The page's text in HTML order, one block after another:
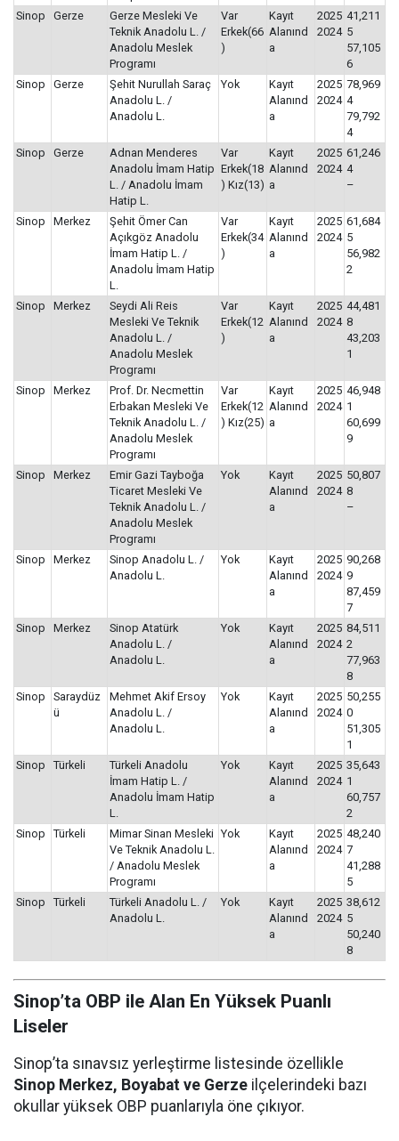
Sinop
Gerze
Gerze Mesleki Ve
Teknik Anadolu L. /
Anadolu Meslek
Programı
Var
Erkek(66
)
Kayıt
Alanınd
a
2025
2024
41,211
5
57,105
6
Sinop
Gerze
Şehit Nurullah Saraç
Anadolu L. /
Anadolu L.
Yok
Kayıt
Alanınd
a
2025
2024
78,969
4
79,792
4
Sinop
Gerze
Adnan Menderes
Anadolu İmam Hatip
L. / Anadolu İmam
Hatip L.
Var
Erkek(18
) Kız(13)
Kayıt
Alanınd
a
2025
2024
61,246
4
–
Sinop Merkez
Şehit Ömer Can
Açıkgöz Anadolu
İmam Hatip L. /
Anadolu İmam Hatip
L.
Var
Erkek(34
)
Kayıt
Alanınd
a
2025
2024
61,684
5
56,982
2
Sinop Merkez
Seydi Ali Reis
Mesleki Ve Teknik
Anadolu L. /
Anadolu Meslek
Programı
Var
Erkek(12
)
Kayıt
Alanınd
a
2025
2024
44,481
8
43,203
1
Sinop Merkez
Prof. Dr. Necmettin
Erbakan Mesleki Ve
Teknik Anadolu L. /
Anadolu Meslek
Programı
Var
Erkek(12
) Kız(25)
Kayıt
Alanınd
a
2025
2024
46,948
1
60,699
9
Sinop Merkez
Emir Gazi Tayboğa
Ticaret Mesleki Ve
Teknik Anadolu L. /
Anadolu Meslek
Programı
Yok
Kayıt
Alanınd
a
2025
2024
50,807
8
–
Sinop Merkez
Sinop Anadolu L. /
Anadolu L.
Yok
Kayıt
Alanınd
a
2025
2024
90,268
9
87,459
7
Sinop
Merkez
Sinop Atatürk
Anadolu L. /
Anadolu L.
Yok
Kayıt
Alanınd
a
2025
2024
84,511
2
77,963
8
Sinop
Saraydüz
ü
Mehmet Akif Ersoy
Anadolu L. /
Anadolu L.
Yok
Kayıt
Alanınd
a
2025
2024
50,255
0
51,305
1
Sinop
Türkeli
Türkeli Anadolu
İmam Hatip L. /
Anadolu İmam Hatip
L.
Yok
Kayıt
Alanınd
a
2025
2024
35,643
1
60,757
2
Sinop
Türkeli
Mimar Sinan Mesleki
Ve Teknik Anadolu L.
/ Anadolu Meslek
Programı
Yok
Kayıt
Alanınd
a
2025
2024
48,240
7
41,288
5
Sinop
Türkeli
Türkeli Anadolu L. /
Anadolu L.
Yok
Kayıt
Alanınd
a
2025
2024
38,612
5
50,240
8
Sinop’ta OBP ile Alan En Yüksek Puanlı
Liseler
Sinop’ta sınavsız yerleştirme listesinde özellikle
Sinop Merkez, Boyabat ve Gerze ilçelerindeki bazı
okullar yüksek OBP puanlarıyla öne çıkıyor.